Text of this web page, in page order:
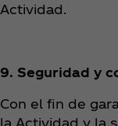
Actividad.
9. Seguridad y
Con el fin de
la Actividad y la